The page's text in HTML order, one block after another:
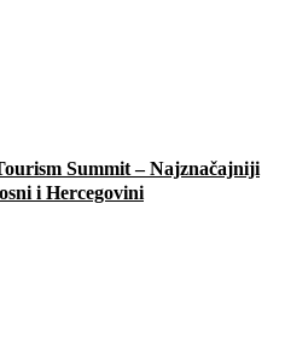
Summit – Najznačajniji
i Hercegovini